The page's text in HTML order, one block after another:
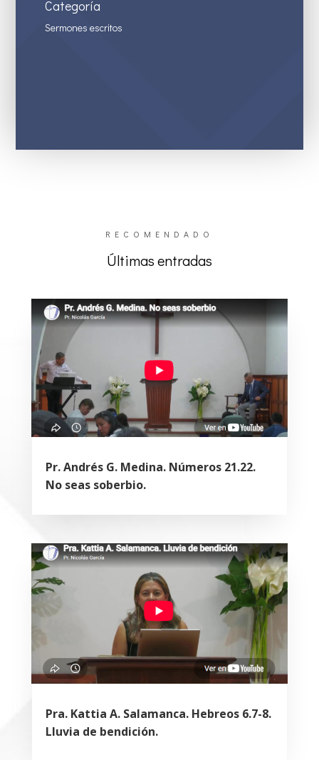
Categoría
Sermones escritos
RECOMENDADO
Últimas entradas
Pr. Andrés G. Medina. Números 21.22.
No seas soberbio.
Pra. Kattia A. Salamanca. Hebreos 6.7-8.
Lluvia de bendición.